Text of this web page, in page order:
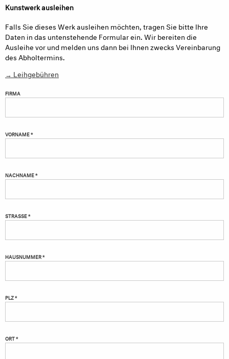
Kunstwerk ausleihen
Falls Sie dieses Werk ausleihen möchten, tragen Sie bitte Ihre
Daten in das untenstehende Formular ein. Wir bereiten die
Ausleihe vor und melden uns dann bei Ihnen zwecks Vereinbarung
des Abholtermins.
→ Leihgebühren
FIRMA
VORNAME *
NACHNAME *
STRASSE *
HAUSNUMMER *
PLZ *
ORT *